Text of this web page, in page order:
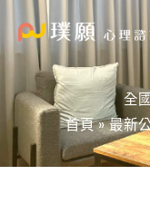
全
首頁
最新